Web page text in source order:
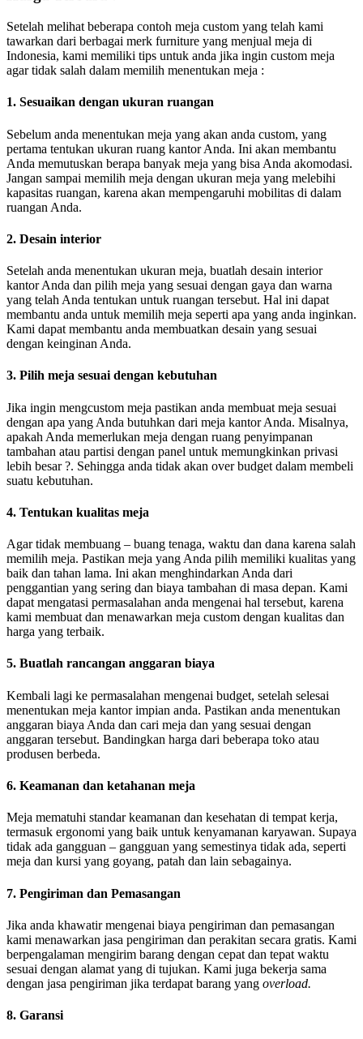
Setelah melihat beberapa contoh meja custom yang telah kami
tawarkan dari berbagai merk furniture yang menjual meja di
Indonesia, kami memiliki tips untuk anda jika ingin custom meja
agar tidak salah dalam memilih menentukan meja :
1. Sesuaikan dengan ukuran ruangan
Sebelum anda menentukan meja yang akan anda custom, yang
pertama tentukan ukuran ruang kantor Anda. Ini akan membantu
Anda memutuskan berapa banyak meja yang bisa Anda akomodasi.
Jangan sampai memilih meja dengan ukuran meja yang melebihi
kapasitas ruangan, karena akan mempengaruhi mobilitas di dalam
ruangan Anda.
2. Desain interior
Setelah anda menentukan ukuran meja, buatlah desain interior
kantor Anda dan pilih meja yang sesuai dengan gaya dan warna
yang telah Anda tentukan untuk ruangan tersebut. Hal ini dapat
membantu anda untuk memilih meja seperti apa yang anda inginkan.
Kami dapat membantu anda membuatkan desain yang sesuai
dengan keinginan Anda.
3. Pilih meja sesuai dengan kebutuhan
Jika ingin mengcustom meja pastikan anda membuat meja sesuai
dengan apa yang Anda butuhkan dari meja kantor Anda. Misalnya,
apakah Anda memerlukan meja dengan ruang penyimpanan
tambahan atau partisi dengan panel untuk memungkinkan privasi
lebih besar ?. Sehingga anda tidak akan over budget dalam membeli
suatu kebutuhan.
4. Tentukan kualitas meja
Agar tidak membuang – buang tenaga, waktu dan dana karena salah
memilih meja. Pastikan meja yang Anda pilih memiliki kualitas yang
baik dan tahan lama. Ini akan menghindarkan Anda dari
penggantian yang sering dan biaya tambahan di masa depan. Kami
dapat mengatasi permasalahan anda mengenai hal tersebut, karena
kami membuat dan menawarkan meja custom dengan kualitas dan
harga yang terbaik.
5. Buatlah rancangan anggaran biaya
Kembali lagi ke permasalahan mengenai budget, setelah selesai
menentukan meja kantor impian anda. Pastikan anda menentukan
anggaran biaya Anda dan cari meja dan yang sesuai dengan
anggaran tersebut. Bandingkan harga dari beberapa toko atau
produsen berbeda.
6. Keamanan dan ketahanan meja
Meja mematuhi standar keamanan dan kesehatan di tempat kerja,
termasuk ergonomi yang baik untuk kenyamanan karyawan. Supaya
tidak ada gangguan – gangguan yang semestinya tidak ada, seperti
meja dan kursi yang goyang, patah dan lain sebagainya.
7. Pengiriman dan Pemasangan
Jika anda khawatir mengenai biaya pengiriman dan pemasangan
kami menawarkan jasa pengiriman dan perakitan secara gratis. Kami
berpengalaman mengirim barang dengan cepat dan tepat waktu
sesuai dengan alamat yang di tujukan. Kami juga bekerja sama
dengan jasa pengiriman jika terdapat barang yang overload.
8. Garansi